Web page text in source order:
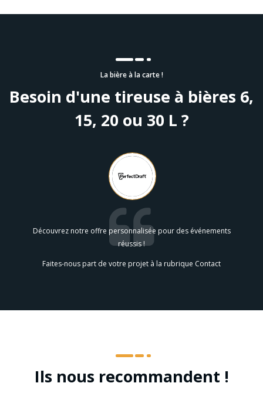
La bière à la carte !
Besoin d'une tireuse à bières 6,
15, 20 ou 30 L ?
Découvrez notre offre personnalisée pour des événements
réussis !
Faites-nous part de votre projet à la rubrique Contact
Ils nous recommandent !